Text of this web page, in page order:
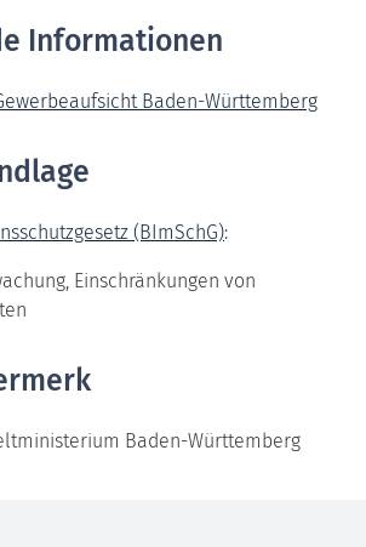
Informationen
Baden-Württemberg
(BImSchG):
Einschränkungen von
Baden-Württemberg